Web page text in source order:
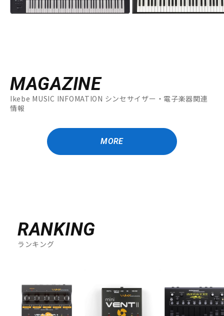
MAGAZINE
Ikebe MUSIC INFOMATION シンセサイザー・電子楽器関連
情報
MORE
RANKING
ランキング